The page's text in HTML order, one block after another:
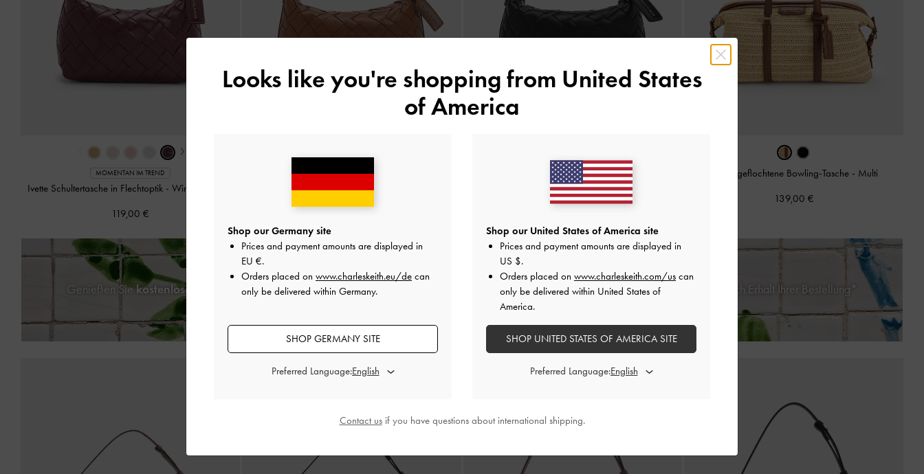
›
MOMENTAN IM TREND
Ivette Schultertasche in Flechtoptik -Wineberry Red
119,00 €
MOMENTAN IM TREND
Umhängetasche Ivette in Flechtoptik
MOMENTAN IM TREND
Umhängetasche Ivette in Flechtoptik
Fergie geflochtene Bowling-Tasche - Multi
139,00 €
Genießen Siekostenlosen Standardversandfür alle Bestellungen ab 139 € sowie kostenloseRücksendungeninnerhalb von 30 Tagen nach Erhalt Ihrer Bestellung*
Looks like you're shopping from United States
of America
Shop our Germany site
Prices and payment amounts are displayed in
EU €.
Orders placed on www.charleskeith.eu/de can
only be delivered within Germany.
SHOP GERMANY SITE
Preferred Language:
Shop our United States of America site
Prices and payment amounts are displayed in
US $.
Orders placed on www.charleskeith.com/us can
only be delivered within United States of
America.
SHOP UNITED STATES OF AMERICA SITE
Preferred Language:
Contact usif you have questions about international shipping.